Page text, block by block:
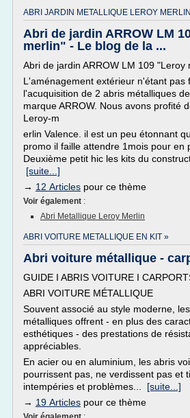
ABRI JARDIN METALLIQUE LEROY
Abri de jardin ARROW LM
merlin" - Le blog de la ...
Abri de jardin ARROW LM 109 "Leroy
L'aménagement extérieur n'étant pas
l'acuquisition de 2 abris métalliques
marque ARROW. Nous avons profité
Leroy-m
erlin Valence. il est un peu étonnant
promo il faille attendre 1mois pour en
Deuxième petit hic les kits du
[suite...]
→ 12 Articles pour ce thème
Voir également :
Abri Metallique Leroy Merlin
ABRI VOITURE METALLIQUE EN KIT »
Abri voiture métallique -
GUIDE I ABRIS VOITURE I
ABRI VOITURE MÉTALLIQUE
Souvent associé au style moderne,
métalliques offrent - en plus des
esthétiques - des prestations de
appréciables.
En acier ou en aluminium, les abris
pourrissent pas, ne verdissent pas et
intempéries et problèmes... [suite...]
→ 19 Articles pour ce thème